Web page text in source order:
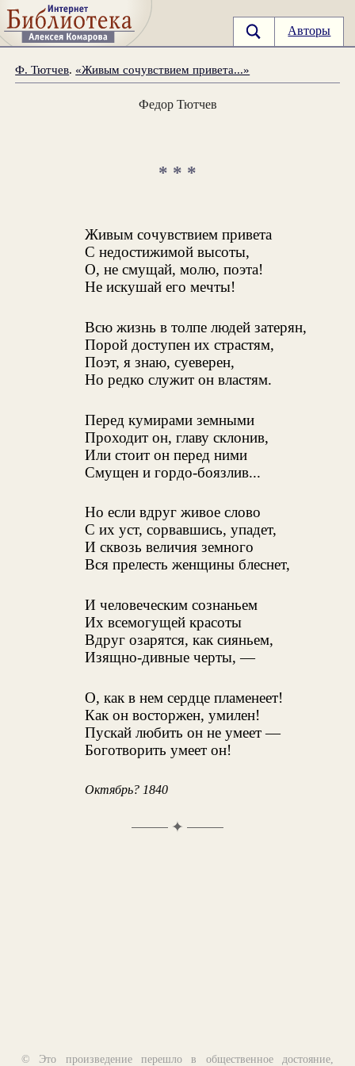
Авторы
Ф. Тютчев. «Живым сочувствием привета...»
Федор Тютчев
* * *
Живым сочувствием привета
С недостижимой высоты,
О, не смущай, молю, поэта!
Не искушай его мечты!
Всю жизнь в толпе людей затерян,
Порой доступен их страстям,
Поэт, я знаю, суеверен,
Но редко служит он властям.
Перед кумирами земными
Проходит он, главу склонив,
Или стоит он перед ними
Смущен и гордо-боязлив...
Но если вдруг живое слово
С их уст, сорвавшись, упадет,
И сквозь величия земного
Вся прелесть женщины блеснет,
И человеческим сознаньем
Их всемогущей красоты
Вдруг озарятся, как сияньем,
Изящно-дивные черты, —
О, как в нем сердце пламенеет!
Как он восторжен, умилен!
Пускай любить он не умеет —
Боготворить умеет он!
Октябрь? 1840
✦
© Это произведение перешло в общественное достояние,